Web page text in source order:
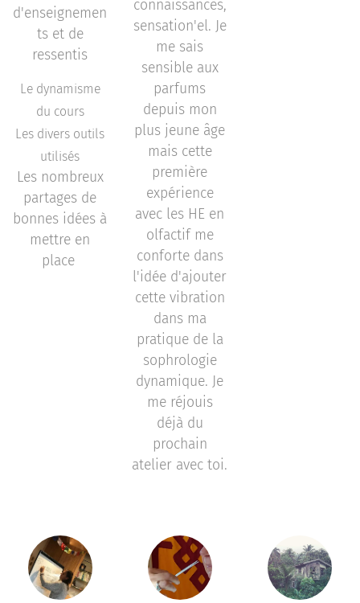
d'enseignemen
ts et de
ressentis
Le dynamisme
du cours
Les divers outils
utilisés
Les nombreux
partages de
bonnes idées à
mettre en
place
connaissances,
sensation'el. Je
me sais
sensible aux
parfums
depuis mon
plus jeune âge
mais cette
première
expérience
avec les HE en
olfactif me
conforte dans
l'idée d'ajouter
cette vibration
dans ma
pratique de la
sophrologie
dynamique. Je
me réjouis
déjà du
prochain
atelier avec toi.